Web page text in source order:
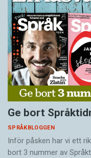
Ge bort
SPRÅKBLOGGEN
Inför påsken har vi ett
bort 3 nummer av